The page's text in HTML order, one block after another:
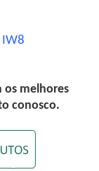
os melhores
conosco.